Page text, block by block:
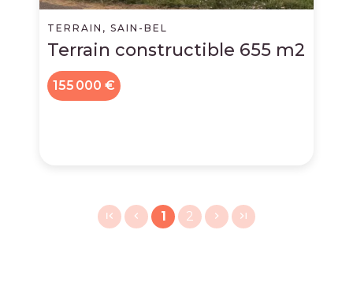
TERRAIN, SAIN-BEL
Terrain constructible 655 m2
155 000 €
1 2